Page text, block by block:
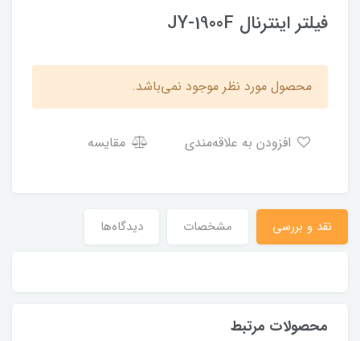
فیلتر اینترنال JY-1900F
محصول مورد نظر موجود نمی‌باشد.
مقایسه
نقد و بررسی مشخصات دیدگاه‌ها
محصولات مرتبط